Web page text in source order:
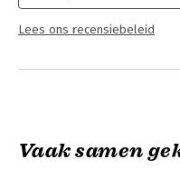
Lees ons recensiebeleid
Vaak samen